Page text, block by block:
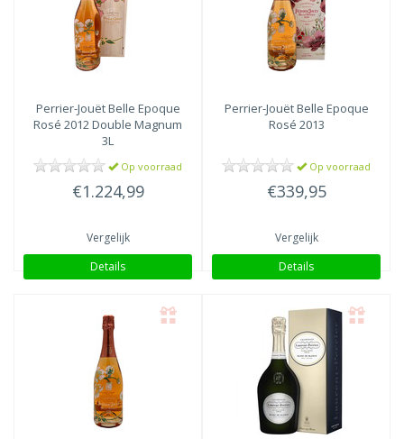
Perrier-JouëtBelle Epoque
Rosé 2012 Double Magnum
3L
Op voorraad
€1.224,99
Vergelijk
Details
Perrier-JouëtBelle Epoque
Rosé 2013
Op voorraad
€339,95
Vergelijk
Details